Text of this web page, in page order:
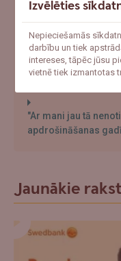
Atbildēt
"Ar mani jau tā
apdrošināšanas
Jaunākie
Izvēlēties
Nepieciešamās
darbību un tiek
intereses, tāpēc jūsu
vietnē tiek izmantotas